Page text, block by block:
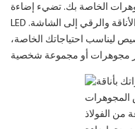
الخاصة بك. تضيء إضاءة
LED المدمجة مجموعتك، مما يضيف لمسة من الأناقة والرقي إلى الشاشة.
ليناسب احتياجاتك الخاصة،